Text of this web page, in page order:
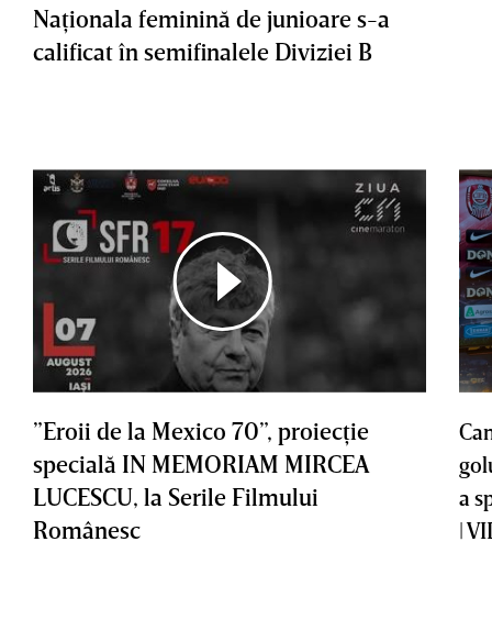
Naţionala feminină de junioare s-a
calificat în semifinalele Diviziei B
”Eroii de la Mexico 70”, proiecţie
specială IN MEMORIAM MIRCEA
LUCESCU, la Serile Filmului
Românesc
a
|